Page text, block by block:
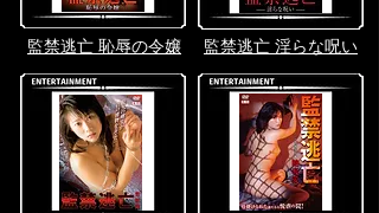
監禁逃亡 恥辱の令嬢 監禁逃亡 淫らな呪い